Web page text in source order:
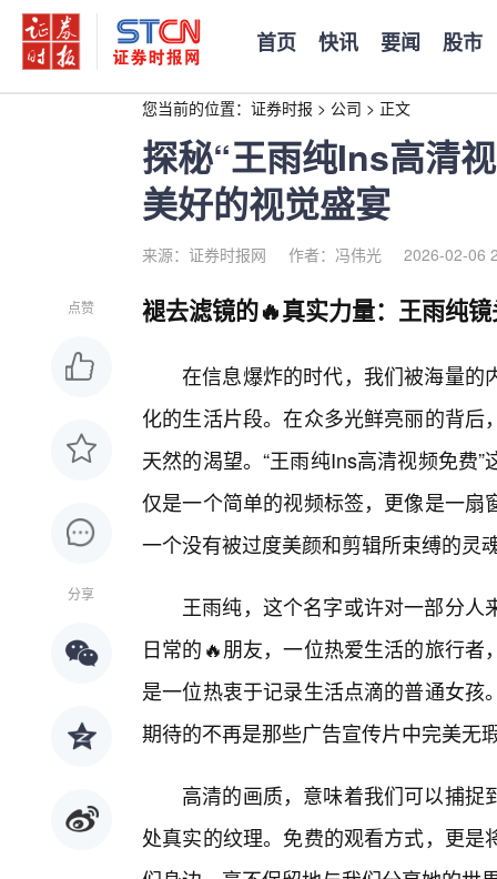
首页 快讯 要闻 股市
您当前的位置： 证券时报 > 公司 > 正文
探秘“王雨纯Ins高清
美好的视觉盛宴
来源：证券时报网 作者：冯伟光 2026-02-06
点赞
分享
褪去滤镜的🔥真实力量：王雨纯
在信息爆炸的时代，我们被海量的
化的生活片段。在众多光鲜亮丽的背
天然的渴望。“王雨纯Ins高清视频免费
仅是一个简单的视频标签，更像是一
一个没有被过度美颜和剪辑所束缚的灵
王雨纯，这个名字或许对一部分
日常的🔥朋友，一位热爱生活的旅行
是一位热衷于记录生活点滴的普通女孩
期待的不再是那些广告宣传片中完美无
高清的画质，意味着我们可以捕
处真实的纹理。免费的观看方式，更